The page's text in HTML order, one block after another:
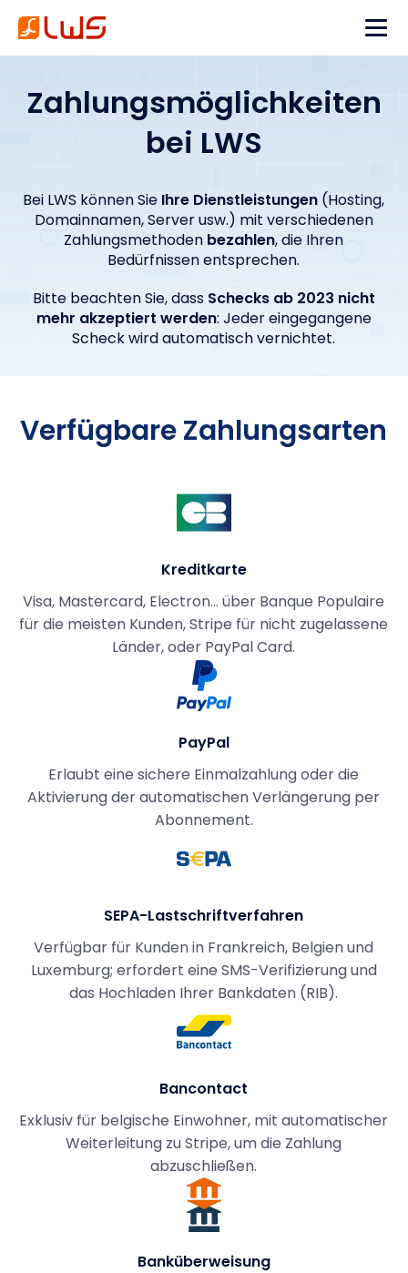
Zahlungsmöglichkeiten
bei LWS
Bei LWS können Sie Ihre Dienstleistungen (Hosting,
Domainnamen, Server usw.) mit verschiedenen
Zahlungsmethoden bezahlen, die Ihren
Bedürfnissen entsprechen.
Bitte beachten Sie, dass Schecks ab 2023 nicht
mehr akzeptiert werden: Jeder eingegangene
Scheck wird automatisch vernichtet.
Verfügbare Zahlungsarten
Kreditkarte
Visa, Mastercard, Electron... über Banque Populaire
für die meisten Kunden, Stripe für nicht zugelassene
Länder, oder PayPal Card.
PayPal
Erlaubt eine sichere Einmalzahlung oder die
Aktivierung der automatischen Verlängerung per
Abonnement.
SEPA-Lastschriftverfahren
Verfügbar für Kunden in Frankreich, Belgien und
Luxemburg; erfordert eine SMS-Verifizierung und
das Hochladen Ihrer Bankdaten (RIB).
Bancontact
Exklusiv für belgische Einwohner, mit automatischer
Weiterleitung zu Stripe, um die Zahlung
abzuschließen.
Banküberweisung